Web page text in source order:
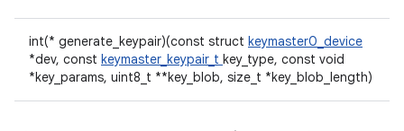
int(* generate_keypair)(const struct keymaster0_device
*dev, const keymaster_keypair_t key_type, const void
*key_params, uint8_t **key_blob, size_t *key_blob_length)